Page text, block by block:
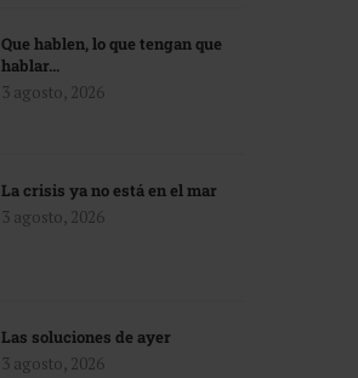
Que hablen, lo que tengan que
hablar…
3 agosto, 2026
La crisis ya no está en el mar
3 agosto, 2026
Las soluciones de ayer
3 agosto, 2026